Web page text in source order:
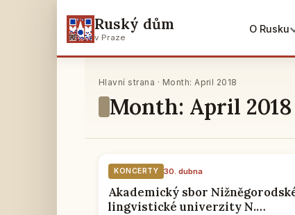
Ruský dům
v Praze
O Rusku
Hlavní strana · Month: April 2018
Month: April 2018
KONCERTY 30. dubna
Akademický sbor
lingvistické univerzity N.